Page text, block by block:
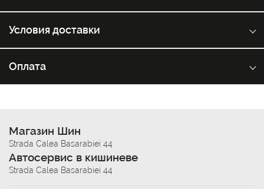
Условия доставки
Оплата
Магазин Шин
Strada Calea Basarabiei 44
Автосервис в кишиневе
Strada Calea Basarabiei 44